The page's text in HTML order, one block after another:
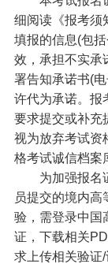
细阅读《报考须
填报的信息(包
效，承担不实承
署告知承诺书(
许代为承诺。报
要求提交或补充
视为放弃考试资
格考试诚信档案
为加强报名证
员提交的境内
验，需登录中国
证，下载相关
求上传相关验证